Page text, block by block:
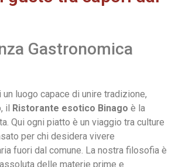
Gastronomica
luogo capace di unire tradizione,
il Ristorante esotico Binago è la
Qui ogni piatto è un viaggio tra culture
per chi desidera vivere
fuori dal comune. La nostra filosofia è
delle materie prime e